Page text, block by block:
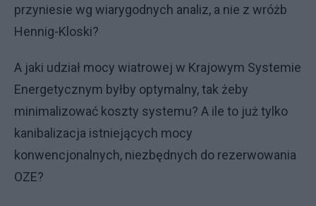
przyniesie wg wiarygodnych analiz, a nie z wróżb
Hennig-Kloski?
A jaki udział mocy wiatrowej w Krajowym Systemie
Energetycznym byłby optymalny, tak żeby
minimalizować koszty systemu? A ile to już tylko
kanibalizacja istniejących mocy
konwencjonalnych, niezbędnych do rezerwowania
OZE?